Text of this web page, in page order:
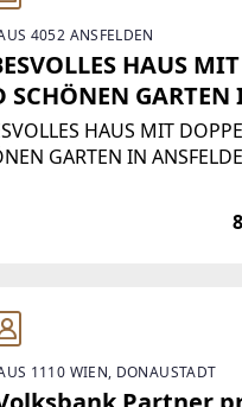
4052 ANSFELDEN
HAUS
SCHÖNEN GARTEN
OHNE
HAUS MIT
GARTEN IN
Wohnrecht
in seinem eigenen
1110 WIEN, DONAUSTADT